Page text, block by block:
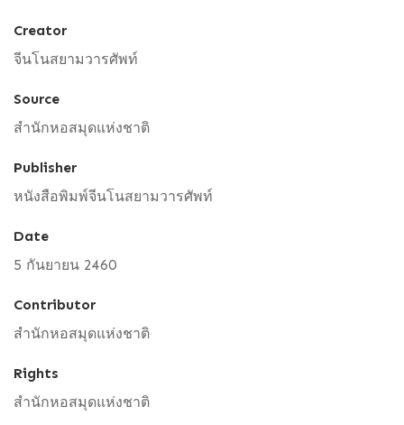
Creator
จีนโนสยามวารศัพท์
Source
สำนักหอสมุดแห่งชาติ
Publisher
หนังสือพิมพ์จีนโนสยามวารศัพท์
Date
5 กันยายน 2460
Contributor
สำนักหอสมุดแห่งชาติ
Rights
สำนักหอสมุดแห่งชาติ